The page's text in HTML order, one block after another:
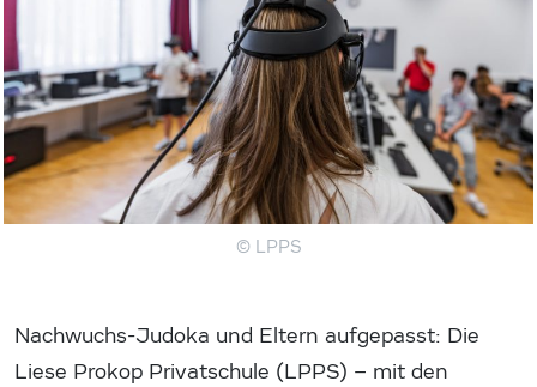
© LPPS
Nachwuchs-Judoka und Eltern aufgepasst: Die
Liese Prokop Privatschule (LPPS) – mit den